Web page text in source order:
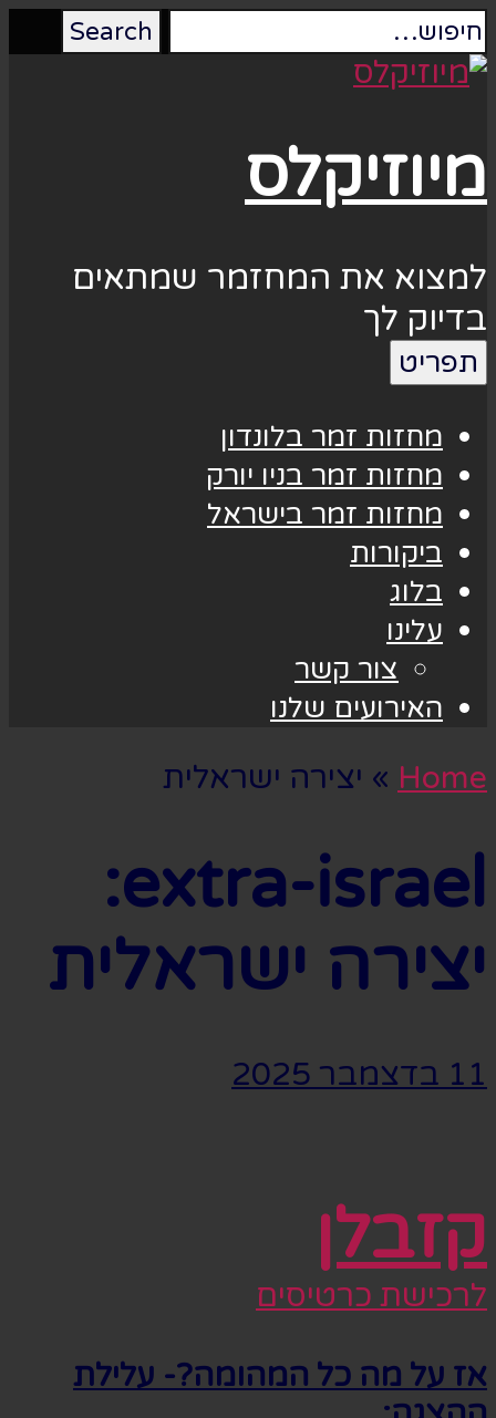
מיוזיקלס
למצוא את המחזמר שמתאים
בדיוק לך
תפריט
מחזות זמר בלונדון
מחזות זמר בניו יורק
מחזות זמר בישראל
ביקורות
בלוג
עלינו
צור קשר
האירועים שלנו
Home
» יצירה ישראלית
extra-israel:
יצירה ישראלית
11 בדצמבר 2025
קזבלן
לרכישת כרטיסים
אז על מה כל המהומה?- עלילת